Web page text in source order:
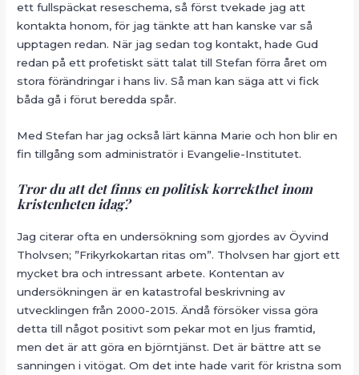
ett fullspäckat reseschema, så först tvekade jag att
kontakta honom, för jag tänkte att han kanske var så
upptagen redan. När jag sedan tog kontakt, hade Gud
redan på ett profetiskt sätt talat till Stefan förra året om
stora förändringar i hans liv. Så man kan säga att vi fick
båda gå i förut beredda spår.
Med Stefan har jag också lärt känna Marie och hon blir en
fin tillgång som administratör i Evangelie-Institutet.
Tror du att det finns en politisk korrekthet inom
kristenheten idag?
Jag citerar ofta en undersökning som gjordes av Öyvind
Tholvsen; ”Frikyrkokartan ritas om”. Tholvsen har gjort ett
mycket bra och intressant arbete. Kontentan av
undersökningen är en katastrofal beskrivning av
utvecklingen från 2000-2015. Ändå försöker vissa göra
detta till något positivt som pekar mot en ljus framtid,
men det är att göra en björntjänst. Det är bättre att se
sanningen i vitögat. Om det inte hade varit för kristna som